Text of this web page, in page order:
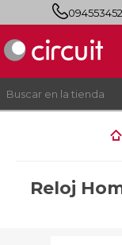
094553452
INICIAR SESIÓN
Reloj